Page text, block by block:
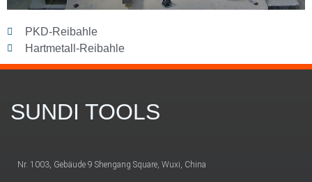
PKD-Reibahle
Hartmetall-Reibahle
SUNDI TOOLS
Nr. 1003, Gebäude 9 Shengang Square, Wuxi, China